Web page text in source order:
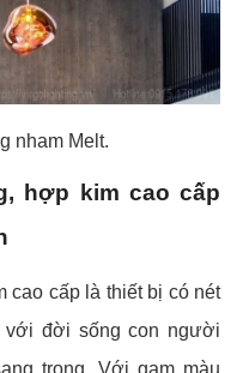
nham Melt.
hợp kim cao cấp
cao cấp là thiết bị có nét
với đời sống con người
trọng. Với gam màu